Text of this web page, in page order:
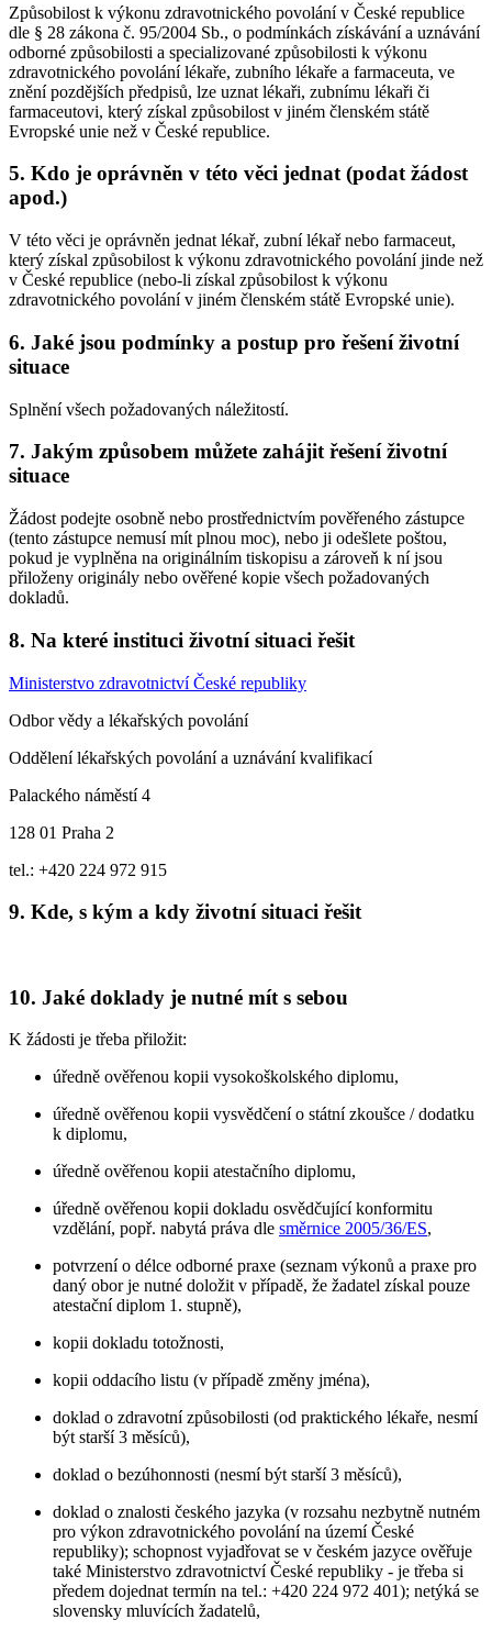
Způsobilost k výkonu zdravotnického povolání v České republice
dle § 28 zákona č. 95/2004 Sb., o podmínkách získávání a uznávání
odborné způsobilosti a specializované způsobilosti k výkonu
zdravotnického povolání lékaře, zubního lékaře a farmaceuta, ve
znění pozdějších předpisů, lze uznat lékaři, zubnímu lékaři či
farmaceutovi, který získal způsobilost v jiném členském státě
Evropské unie než v České republice.
5. Kdo je oprávněn v této věci jednat (podat žádost
apod.)
V této věci je oprávněn jednat lékař, zubní lékař nebo farmaceut,
který získal způsobilost k výkonu zdravotnického povolání jinde než
v České republice (nebo-li získal způsobilost k výkonu
zdravotnického povolání v jiném členském státě Evropské unie).
6. Jaké jsou podmínky a postup pro řešení životní
situace
Splnění všech požadovaných náležitostí.
7. Jakým způsobem můžete zahájit řešení životní
situace
Žádost podejte osobně nebo prostřednictvím pověřeného zástupce
(tento zástupce nemusí mít plnou moc), nebo ji odešlete poštou,
pokud je vyplněna na originálním tiskopisu a zároveň k ní jsou
přiloženy originály nebo ověřené kopie všech požadovaných
dokladů.
8. Na které instituci životní situaci řešit
Ministerstvo zdravotnictví České republiky
Odbor vědy a lékařských povolání
Oddělení lékařských povolání a uznávání kvalifikací
Palackého náměstí 4
128 01 Praha 2
tel.: +420 224 972 915
9. Kde, s kým a kdy životní situaci řešit
10. Jaké doklady je nutné mít s sebou
K žádosti je třeba přiložit:
úředně ověřenou kopii vysokoškolského diplomu,
úředně ověřenou kopii vysvědčení o státní zkoušce / dodatku
k diplomu,
úředně ověřenou kopii atestačního diplomu,
úředně ověřenou kopii dokladu osvědčující konformitu
vzdělání, popř. nabytá práva dle směrnice 2005/36/ES,
potvrzení o délce odborné praxe (seznam výkonů a praxe pro
daný obor je nutné doložit v případě, že žadatel získal pouze
atestační diplom 1. stupně),
kopii dokladu totožnosti,
kopii oddacího listu (v případě změny jména),
doklad o zdravotní způsobilosti (od praktického lékaře, nesmí
být starší 3 měsíců),
doklad o bezúhonnosti (nesmí být starší 3 měsíců),
doklad o znalosti českého jazyka (v rozsahu nezbytně nutném
pro výkon zdravotnického povolání na území České
republiky); schopnost vyjadřovat se v českém jazyce ověřuje
také Ministerstvo zdravotnictví České republiky - je třeba si
předem dojednat termín na tel.: +420 224 972 401); netýká se
slovensky mluvících žadatelů,